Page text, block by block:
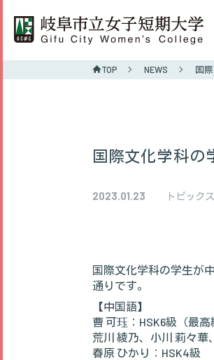
就職・進路
〒501-0192 岐阜市一日市場北町7番1号
Tel：(058)296-3131 Fax：
セキュリティポリシー
サイトポリシー
TOP NEWS 国
国際文化学科の
2023.01.23 トピックス
国際文化学科の学生が
通りです。
【中国語】
曹 可珏：HSK6級（最高
荒川 綾乃、小川 莉々華
春原 ひかり：HSK4級